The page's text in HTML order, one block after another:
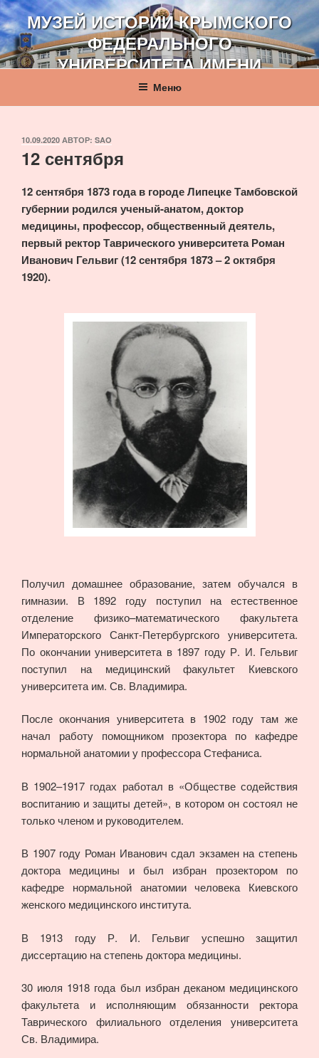
Перейти
к
содержимому
МУЗЕЙ ИСТОРИИ КРЫМСКОГО
ФЕДЕРАЛЬНОГО
УНИВЕРСИТЕТА ИМЕНИ
В. И. ВЕРНАДСКОГО
Меню
ОПУБЛИКОВАНО
10.09.2020 АВТОР: SAO
12 сентября
12 сентября 1873 года в городе Липецке Тамбовской
губернии родился ученый-анатом, доктор
медицины, профессор, общественный деятель,
первый ректор Таврического университета Роман
Иванович Гельвиг (12 сентября 1873 – 2 октября
1920).
Получил домашнее образование, затем обучался в
гимназии. В 1892 году поступил на естественное
отделение физико–математического факультета
Императорского Санкт-Петербургского университета.
По окончании университета в 1897 году Р. И. Гельвиг
поступил на медицинский факультет Киевского
университета им. Св. Владимира.
После окончания университета в 1902 году там же
начал работу помощником прозектора по кафедре
нормальной анатомии у профессора Стефаниса.
В 1902–1917 годах работал в «Обществе содействия
воспитанию и защиты детей», в котором он состоял не
только членом и руководителем.
В 1907 году Роман Иванович сдал экзамен на степень
доктора медицины и был избран прозектором по
кафедре нормальной анатомии человека Киевского
женского медицинского института.
В 1913 году Р. И. Гельвиг успешно защитил
диссертацию на степень доктора медицины.
30 июля 1918 года был избран деканом медицинского
факультета и исполняющим обязанности ректора
Таврического филиального отделения университета
Св. Владимира.